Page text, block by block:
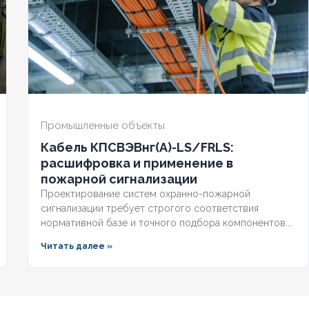
Нет
ЭКРАНА Да
ЖИЛ 4
ОГНЕСТОЙКИЙ Нет
НАЛИЧИЕ ЭКРАНА Да
БРОНИРОВАННЫЙ
КОЛИЧЕСТВО ЖИЛ
Промышленные объекты
Кабель КПСВЭВнг(А)-LS/FRLS:
расшифровка и применение в
пожарной сигнализации
Проектирование систем охранно-пожарной
сигнализации требует строгого соответствия
нормативной базе и точного подбора компонентов.
отказу оборудования при задымлении или массовым
Читать далее »